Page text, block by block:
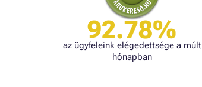
92.78%
az ügyfeleink elégedettsége a múlt
hónapban